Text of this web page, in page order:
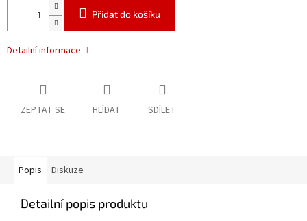
Přidat do košíku
Detailní informace
ZEPTAT SE HLÍDAT SDÍLET
Popis Diskuze
Detailní popis produktu